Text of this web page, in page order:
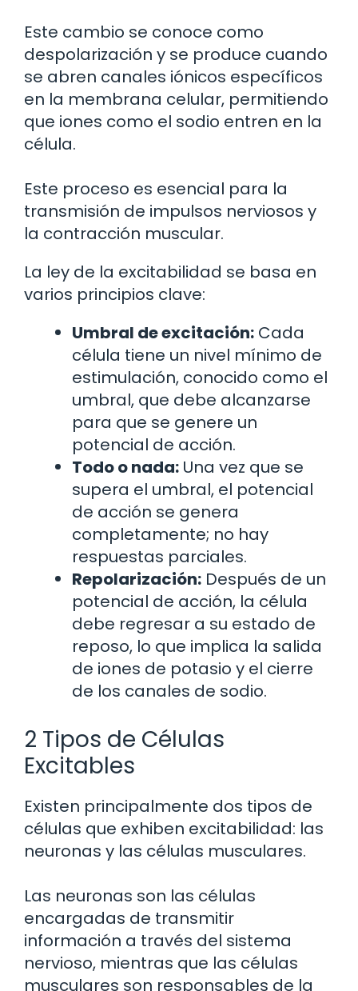
Este cambio se conoce como
despolarización y se produce cuando
se abren canales iónicos específicos
en la membrana celular, permitiendo
que iones como el sodio entren en la
célula.
Este proceso es esencial para la
transmisión de impulsos nerviosos y
la contracción muscular.
La ley de la excitabilidad se basa en
varios principios clave:
Umbral de excitación: Cada
célula tiene un nivel mínimo de
estimulación, conocido como el
umbral, que debe alcanzarse
para que se genere un
potencial de acción.
Todo o nada: Una vez que se
supera el umbral, el potencial
de acción se genera
completamente; no hay
respuestas parciales.
Repolarización: Después de un
potencial de acción, la célula
debe regresar a su estado de
reposo, lo que implica la salida
de iones de potasio y el cierre
de los canales de sodio.
2 Tipos de Células
Excitables
Existen principalmente dos tipos de
células que exhiben excitabilidad: las
neuronas y las células musculares.
Las neuronas son las células
encargadas de transmitir
información a través del sistema
nervioso, mientras que las células
musculares son responsables de la